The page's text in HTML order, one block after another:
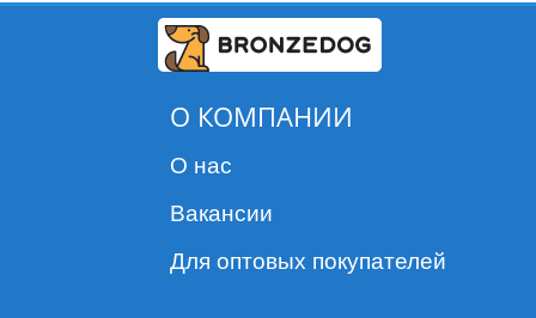
О КОМПАНИИ
О нас
Вакансии
Для оптовых покупателей